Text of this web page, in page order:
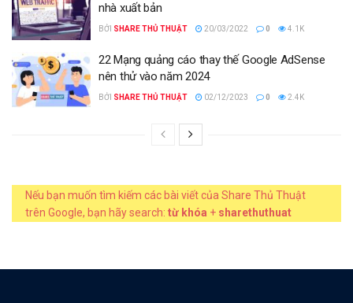
nhà xuất bản
BỞI SHARE THỦ THUẬT 20/03/2022 0 4.1K
22 Mạng quảng cáo thay thế Google AdSense
nên thử vào năm 2024
BỞI SHARE THỦ THUẬT 02/12/2023 0 2.4K
Nếu bạn muốn tìm kiếm các bài viết của Share Thủ Thuật
trên Google, bạn hãy search: từ khóa + sharethuthuat